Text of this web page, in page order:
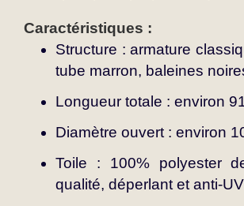
Caractéristiques :
Structure : armature
tube marron, baleines
Longueur totale : environ
Diamètre ouvert : environ
Toile : 100% polyester
qualité, déperlant et anti-UV